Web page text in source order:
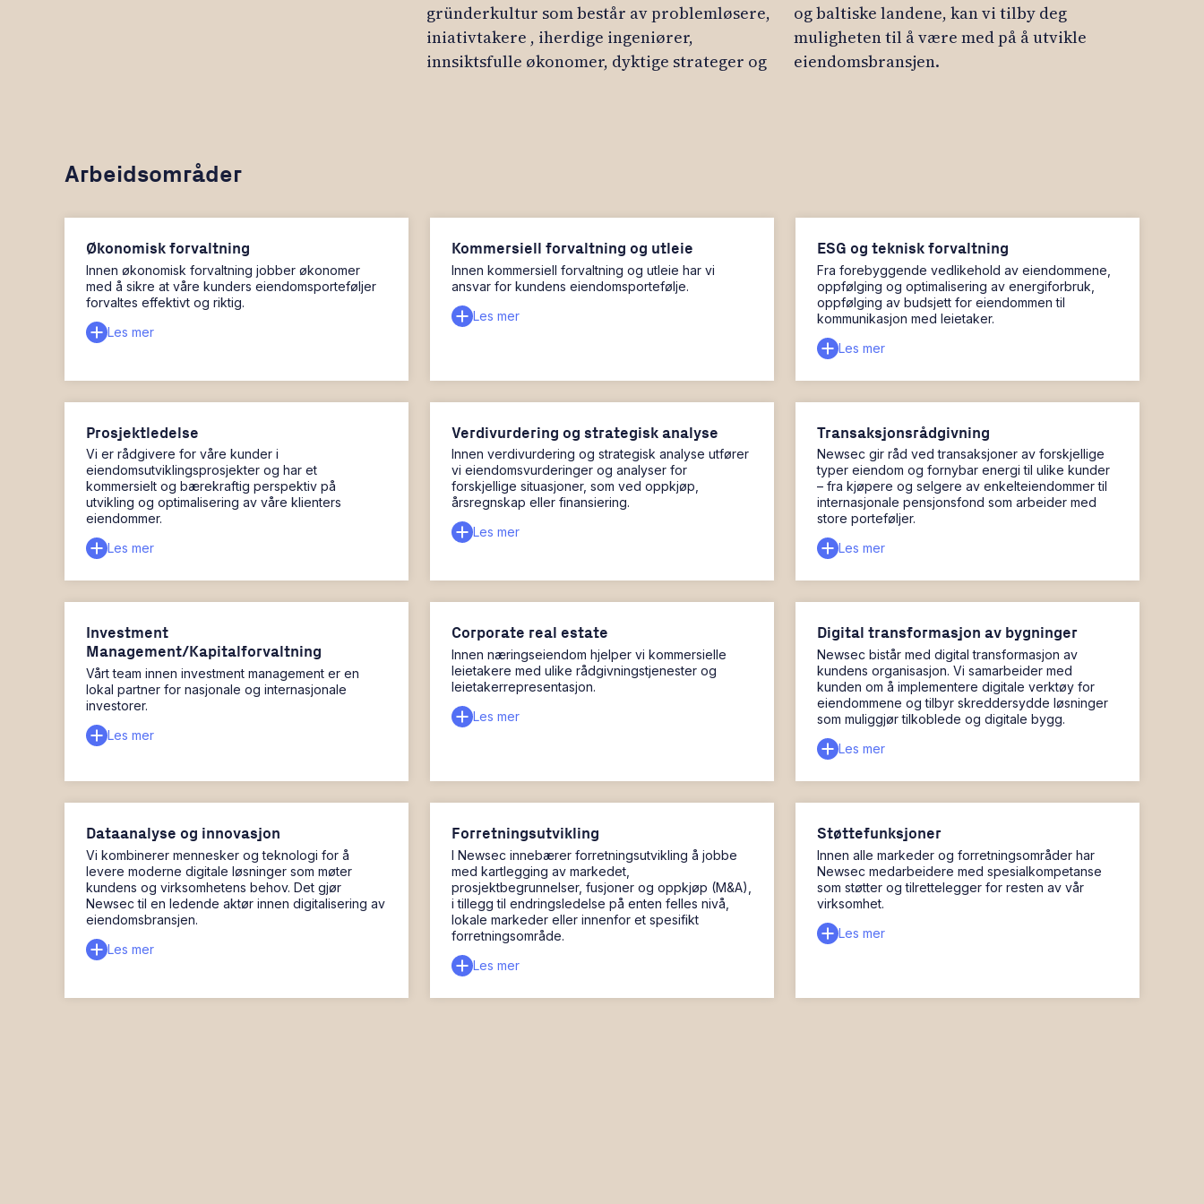
gründerkultur som består av problemløsere,
iniativtakere , iherdige ingeniører,
innsiktsfulle økonomer, dyktige strateger og
og baltiske landene, kan vi tilby deg
muligheten til å være med på å utvikle
eiendomsbransjen.
Arbeidsområder
Økonomisk forvaltning
Innen økonomisk forvaltning jobber økonomer
med å sikre at våre kunders eiendomsporteføljer
forvaltes effektivt og riktig.
Les mer
Kommersiell forvaltning og utleie
Innen kommersiell forvaltning og utleie har vi
ansvar for kundens eiendomsportefølje.
Les mer
ESG og teknisk forvaltning
Fra forebyggende vedlikehold av eiendommene,
oppfølging og optimalisering av energiforbruk,
oppfølging av budsjett for eiendommen til
kommunikasjon med leietaker.
Les mer
Prosjektledelse
Vi er rådgivere for våre kunder i
eiendomsutviklingsprosjekter og har et
kommersielt og bærekraftig perspektiv på
utvikling og optimalisering av våre klienters
eiendommer.
Les mer
Verdivurdering og strategisk analyse
Innen verdivurdering og strategisk analyse utfører
vi eiendomsvurderinger og analyser for
forskjellige situasjoner, som ved oppkjøp,
årsregnskap eller finansiering.
Les mer
Transaksjonsrådgivning
Newsec gir råd ved transaksjoner av forskjellige
typer eiendom og fornybar energi til ulike kunder
– fra kjøpere og selgere av enkelteiendommer til
internasjonale pensjonsfond som arbeider med
store porteføljer.
Les mer
Investment
Management/Kapitalforvaltning
Vårt team innen investment management er en
lokal partner for nasjonale og internasjonale
investorer.
Les mer
Corporate real estate
Innen næringseiendom hjelper vi kommersielle
leietakere med ulike rådgivningstjenester og
leietakerrepresentasjon.
Les mer
Digital transformasjon av bygninger
Newsec bistår med digital transformasjon av
kundens organisasjon. Vi samarbeider med
kunden om å implementere digitale verktøy for
eiendommene og tilbyr skreddersydde løsninger
som muliggjør tilkoblede og digitale bygg.
Les mer
Dataanalyse og innovasjon
Vi kombinerer mennesker og teknologi for å
levere moderne digitale løsninger som møter
kundens og virksomhetens behov. Det gjør
Newsec til en ledende aktør innen digitalisering av
eiendomsbransjen.
Les mer
Forretningsutvikling
I Newsec innebærer forretningsutvikling å jobbe
med kartlegging av markedet,
prosjektbegrunnelser, fusjoner og oppkjøp (M&A),
i tillegg til endringsledelse på enten felles nivå,
lokale markeder eller innenfor et spesifikt
forretningsområde.
Les mer
Støttefunksjoner
Innen alle markeder og forretningsområder har
Newsec medarbeidere med spesialkompetanse
som støtter og tilrettelegger for resten av vår
virksomhet.
Les mer